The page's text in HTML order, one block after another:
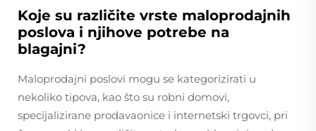
Koje su različite vrste maloprodajnih
poslova i njihove potrebe na
blagajni?
Maloprodajni poslovi mogu se kategorizirati u
nekoliko tipova, kao što su robni domovi,
specijalizirane prodavaonice i internetski trgovci, pri